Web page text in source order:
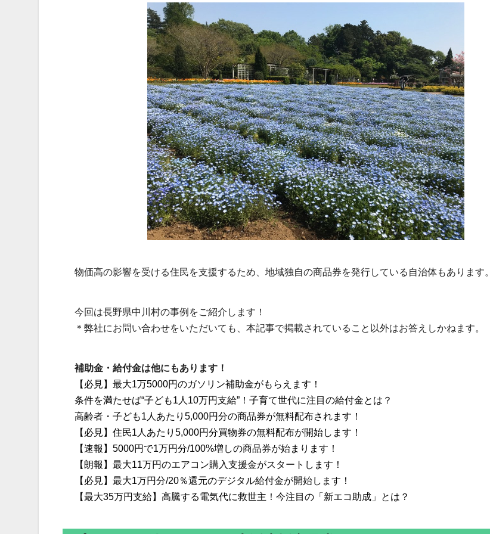
物価高の影響を受ける住民を支援するため、地域独自の商品券を発行している自治体もあります。
今回は長野県中川村の事例をご紹介します！
＊弊社にお問い合わせをいただいても、本記事で掲載されていること以外はお答えしかねます。
補助金・給付金は他にもあります！
【必見】最大1万5000円のガソリン補助金がもらえます！
条件を満たせば“子ども1人10万円支給”！子育て世代に注目の給付金とは？
高齢者・子ども1人あたり5,000円分の商品券が無料配布されます！
【必見】住民1人あたり5,000円分買物券の無料配布が開始します！
【速報】5000円で1万円分/100%増しの商品券が始まります！
【朗報】最大11万円のエアコン購入支援金がスタートします！
【必見】最大1万円分/20％還元のデジタル給付金が開始します！
【最大35万円支給】高騰する電気代に救世主！今注目の「新エコ助成」とは？